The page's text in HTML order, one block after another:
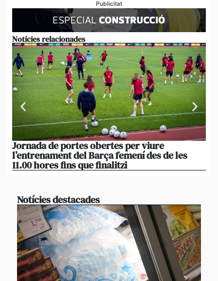
Publicitat
Notícies relacionades
Jornada de portes obertes per viure
l’entrenament del Barça femení des de les
11.00 hores fins que finalitzi
Notícies destacades